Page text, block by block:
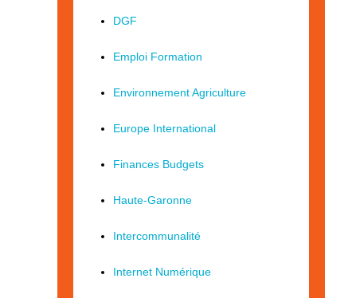
DGF
Emploi Formation
Environnement Agriculture
Europe International
Finances Budgets
Haute-Garonne
Intercommunalité
Internet Numérique